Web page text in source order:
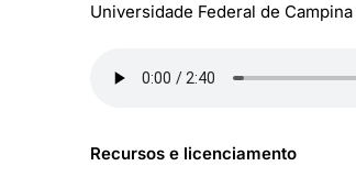
Universidade Federal de
Recursos e licenciamento